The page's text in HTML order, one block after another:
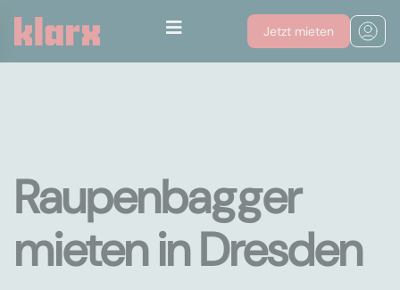
Jetzt mieten
Raupenbagger
mieten in Dresden